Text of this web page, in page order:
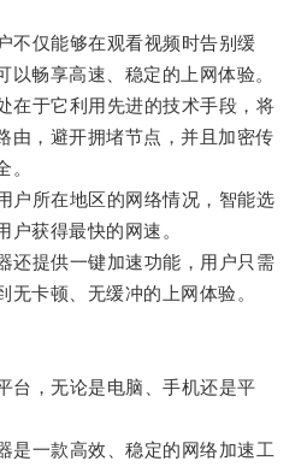
仅能够在观看视频时告别缓
以畅享高速、稳定的上网体验。
于它利用先进的技术手段，将
由，避开拥堵节点，并且加密传
。
所在地区的网络情况，智能选
户获得最快的网速。
提供一键加速功能，用户只需
无卡顿、无缓冲的上网体验。
，无论是电脑、手机还是平
一款高效、稳定的网络加速工